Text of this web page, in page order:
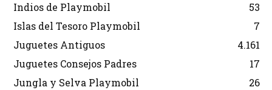
Indios de Playmobil
53
Islas del Tesoro Playmobil
7
Juguetes Antiguos
4.161
Juguetes Consejos Padres
17
Jungla y Selva Playmobil
26